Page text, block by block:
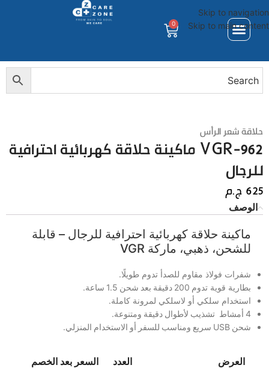
Skip to navigation
Skip to main content
0
حلاقة شعر الرأس
VGR-962 ماكينة حلاقة كهربائية احترافية
للرجال
625ج.م
الوصف
ماكينة حلاقة كهربائية احترافية للرجال – قابلة
للشحن، ذهبي، ماركة VGR
شفرات فولاذ مقاوم للصدأ تدوم طويلًا.
بطارية قوية تدوم 200 دقيقة بعد شحن 1.5 ساعة.
استخدام سلكي أو لاسلكي لمرونة كاملة.
4 أمشاط تشذيب لأطوال دقيقة ومتنوعة.
شحن USB سريع ومناسب للسفر أو الاستخدام المنزلي.
العرض العدد السعر بعد الخصم